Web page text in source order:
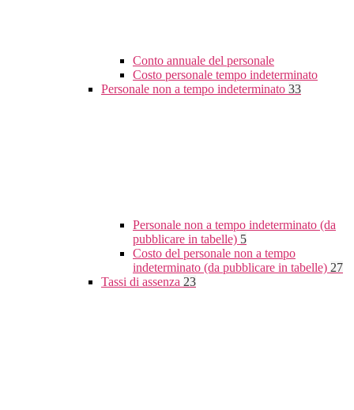
Conto annuale del personale
Costo personale tempo indeterminato
Personale non a tempo indeterminato 33
Personale non a tempo indeterminato (da
pubblicare in tabelle) 5
Costo del personale non a tempo
indeterminato (da pubblicare in tabelle) 27
Tassi di assenza 23